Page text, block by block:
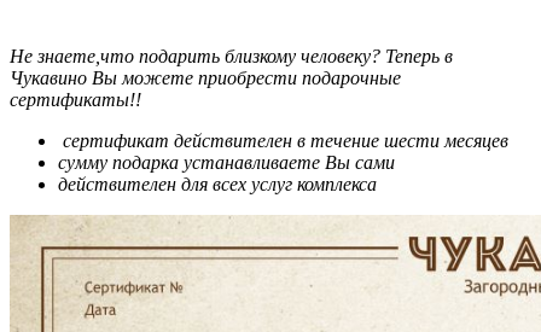
Не знаете,что подарить близкому человеку? Теперь в
Чукавино Вы можете приобрести подарочные
сертификаты!!
сертификат действителен в течение шести месяцев
сумму подарка устанавливаете Вы сами
действителен для всех услуг комплекса